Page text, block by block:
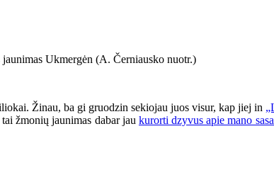
Žinau, ba gi gruodzin sekiojau juos visur, kap jiej in
žmonių jaunimas dabar jau kurorti dzyvus apie mano